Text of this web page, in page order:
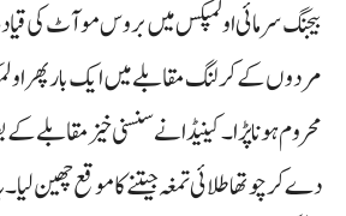
بیجنگ سرمائی اولمپکس میں بروس موآٹ کی
مردوں کے کرلنگ مقابلے میں ایک بار پھر
محروم ہونا پڑا۔ کینیڈا نے سنسنی خیز مقابلے